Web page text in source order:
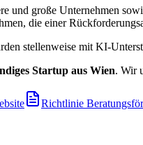
und große Unternehmen
die einer
stellenweise mit KI-
Startup aus Wien. Wir
Richtlinie